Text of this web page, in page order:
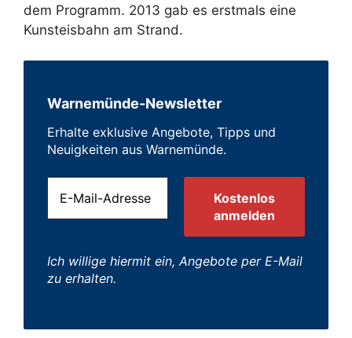
dem Programm. 2013 gab es erstmals eine
Kunsteisbahn am Strand.
Warnemünde-Newsletter
Erhalte exklusive Angebote, Tipps und
Neuigkeiten aus Warnemünde.
Ich willige hiermit ein, Angebote per E-Mail
zu erhalten.